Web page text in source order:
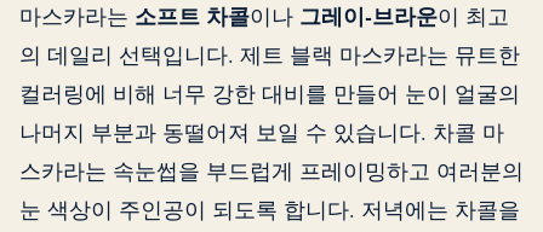
마스카라는 소프트 차콜이나 그레이-브라운이 최고
의 데일리 선택입니다. 제트 블랙 마스카라는 뮤트한
컬러링에 비해 너무 강한 대비를 만들어 눈이 얼굴의
나머지 부분과 동떨어져 보일 수 있습니다. 차콜 마
스카라는 속눈썹을 부드럽게 프레이밍하고 여러분의
눈 색상이 주인공이 되도록 합니다. 저녁에는 차콜을